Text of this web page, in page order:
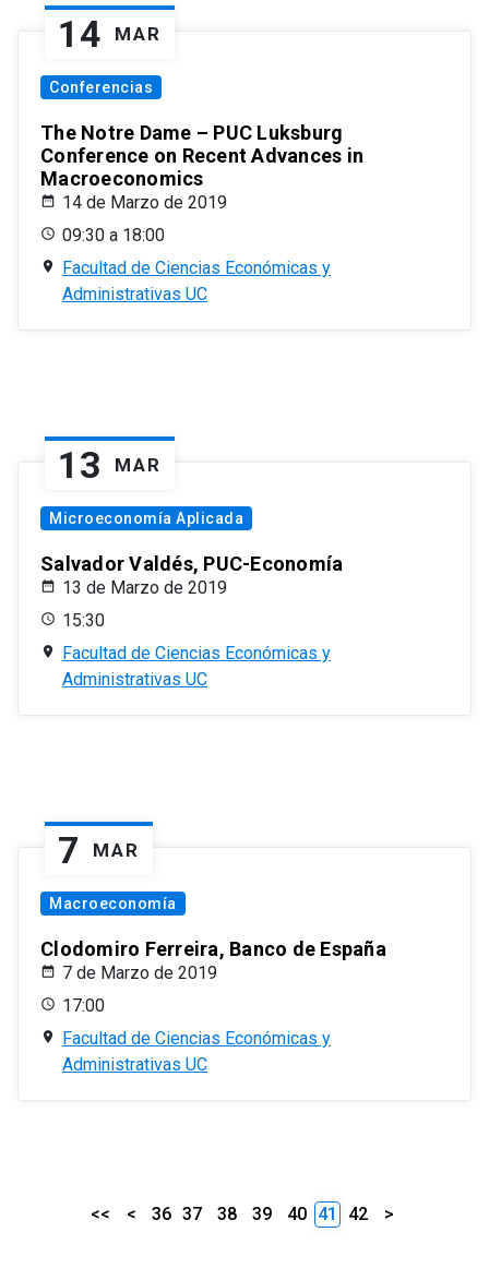
14 MAR
Conferencias
The Notre Dame – PUC Luksburg
Conference on Recent Advances in
Macroeconomics
14 de Marzo de 2019
09:30 a 18:00
Facultad de Ciencias Económicas y
Administrativas UC
13 MAR
Microeconomía Aplicada
Salvador Valdés, PUC-Economía
13 de Marzo de 2019
15:30
Facultad de Ciencias Económicas y
Administrativas UC
7 MAR
Macroeconomía
Clodomiro Ferreira, Banco de España
7 de Marzo de 2019
17:00
Facultad de Ciencias Económicas y
Administrativas UC
<< < 36 37 38 39 40 41 42 >